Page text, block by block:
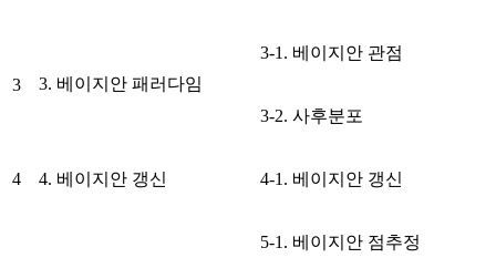
3 3. 베이지안 패러다임
3-1. 베이지안 관점
3-2. 사후분포
4 4. 베이지안 갱신 4-1. 베이지안 갱신
5-1. 베이지안 점추정